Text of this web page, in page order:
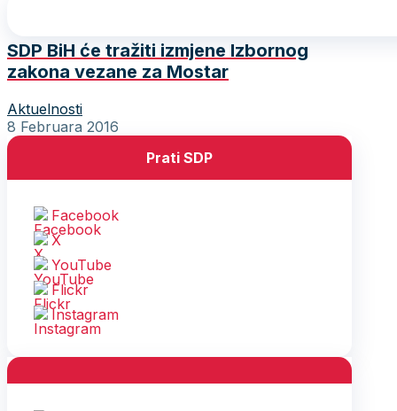
SDP BiH će tražiti izmjene Izbornog
zakona vezane za Mostar
Aktuelnosti
8 Februara 2016
Prati SDP
Facebook
X
YouTube
Flickr
Instagram